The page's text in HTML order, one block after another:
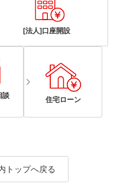
[法人]口座開設
談
住宅ローン
トップへ戻る